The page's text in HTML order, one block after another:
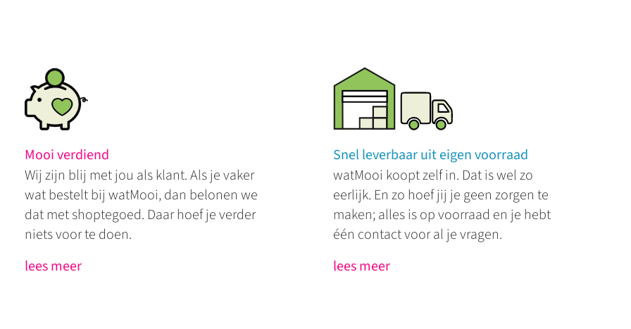
Mooi verdiend
Wij zijn blij met jou als klant. Als je vaker
wat bestelt bij watMooi, dan belonen we
dat met shoptegoed. Daar hoef je verder
niets voor te doen.
lees meer
Snel leverbaar uit eigen voorraad
watMooi koopt zelf in. Dat is wel zo
eerlijk. En zo hoef jij je geen zorgen te
maken; alles is op voorraad en je hebt
één contact voor al je vragen.
lees meer